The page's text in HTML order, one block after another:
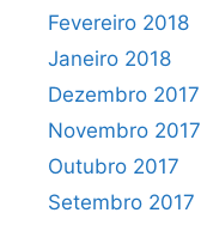
Fevereiro 2018
Janeiro 2018
Dezembro 2017
Novembro 2017
Outubro 2017
Setembro 2017